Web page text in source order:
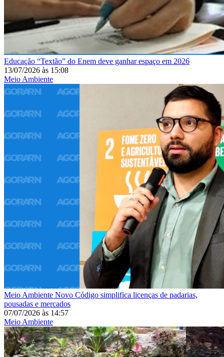
Educação “Textão” do Enem deve ganhar espaço em 2026
13/07/2026 às 15:08
Meio Ambiente
Meio Ambiente Novo Código simplifica licenças de padarias,
pousadas e mercados
07/07/2026 às 14:57
Meio Ambiente